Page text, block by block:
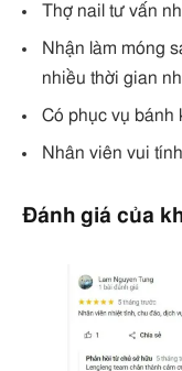
Thợ nail tư vấn
Nhận làm móng
nhiều thời gian
Có phục vụ bánh
Nhân viên vui
Đánh giá của